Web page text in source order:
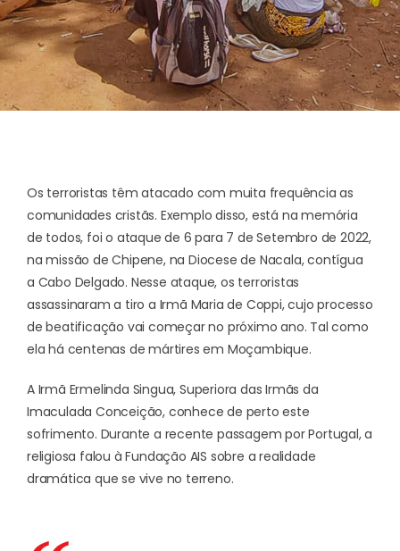
Os terroristas têm atacado com muita frequência as
comunidades cristãs. Exemplo disso, está na memória
de todos, foi o ataque de 6 para 7 de Setembro de 2022,
na missão de Chipene, na Diocese de Nacala, contígua
a Cabo Delgado. Nesse ataque, os terroristas
assassinaram a tiro a Irmã Maria de Coppi, cujo processo
de beatificação vai começar no próximo ano. Tal como
ela há centenas de mártires em Moçambique.
A Irmã Ermelinda Singua, Superiora das Irmãs da
Imaculada Conceição, conhece de perto este
sofrimento. Durante a recente passagem por Portugal, a
religiosa falou à Fundação AIS sobre a realidade
dramática que se vive no terreno.